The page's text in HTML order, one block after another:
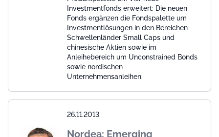
Investmentfonds erweitert: Die neuen
Fonds ergänzen die Fondspalette um
Investmentlösungen in den Bereichen
Schwellenländer Small Caps und
chinesische Aktien sowie im
Anleihebereich um Unconstrained Bonds
sowie nordischen
Unternehmensanleihen.
26.11.2013
Nordea: Emerging